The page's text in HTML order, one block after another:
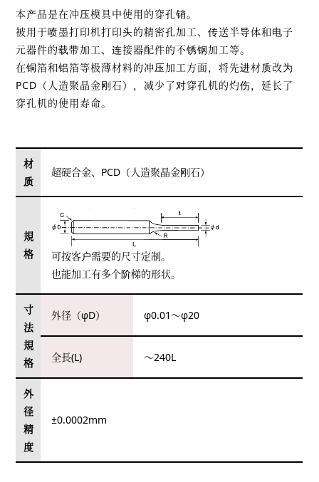
本产品是在冲压模具中使用的穿孔销。
被用于喷墨打印机打印头的精密孔加工、传送半导体和电子
元器件的载带加工、连接器配件的不锈钢加工等。
在铜箔和铝箔等极薄材料的冲压加工方面，将先进材质改为
PCD（人造聚晶金刚石），减少了对穿孔机的灼伤，延长了
穿孔机的使用寿命。
材
质
超硬合金、PCD（人造聚晶金刚石）
規
格
可按客户需要的尺寸定制。
也能加工有多个阶梯的形状。
寸
法
規
格
外径（φD） φ0.01～φ20
全長(L) ～240L
外
径
精
度
±0.0002mm